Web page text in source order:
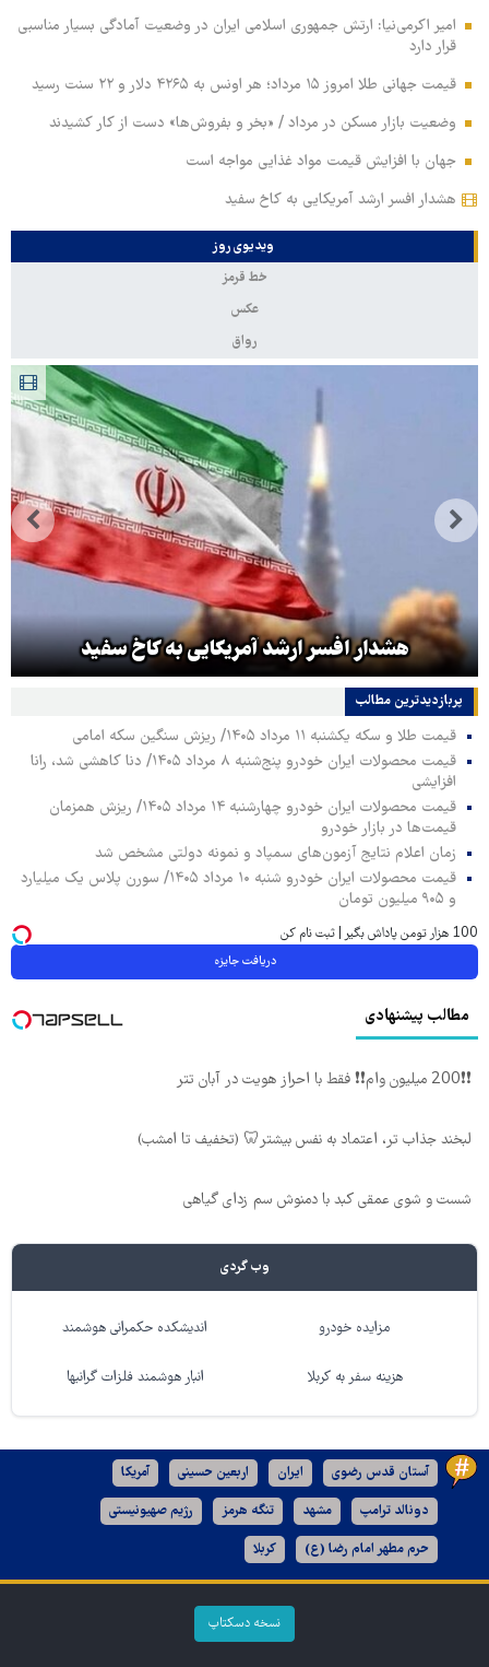
امیر اکرمی‌نیا: ارتش جمهوری اسلامی ایران در وضعیت آمادگی بسیار مناسبی
قرار دارد
قیمت جهانی طلا امروز ۱۵ مرداد؛ هر اونس به ۴۲۶۵ دلار و ۲۲ سنت رسید
وضعیت بازار مسکن در مرداد / «بخر و بفروش‌ها» دست از کار کشیدند
جهان با افزایش قیمت مواد غذایی مواجه است
هشدار افسر ارشد آمریکایی به کاخ سفید
ویدیوی روز
خط قرمز
عکس
رواق
هشدار افسر ارشد آمریکایی به کاخ سفید
پربازدیدترین‌ مطالب
قیمت طلا و سکه یکشنبه ۱۱ مرداد ۱۴۰۵/ ریزش سنگین سکه امامی
قیمت محصولات ایران خودرو پنج‌شنبه ۸ مرداد ۱۴۰۵/ دنا کاهشی شد، رانا
افزایشی
قیمت محصولات ایران خودرو چهارشنبه ۱۴ مرداد ۱۴۰۵/ ریزش همزمان
قیمت‌ها در بازار خودرو
زمان اعلام نتایج آزمون‌های سمپاد و نمونه دولتی مشخص شد
قیمت محصولات ایران خودرو شنبه ۱۰ مرداد ۱۴۰۵/ سورن پلاس یک میلیارد
و ۹۰۵ میلیون تومان
100 هزار تومن پاداش بگیر | ثبت نام کن
دریافت جایزه
مطالب پیشنهادی
❗❗200 میلیون وام❗❗ فقط با احراز هویت در آبان تتر
لبخند جذاب تر، اعتماد به نفس بیشتر🦷 (تخفیف تا امشب)
شست و شوی عمقی کبد با دمنوش سم زدای گیاهی
وب گردی
مزایده خودرو اندیشکده حکمرانی هوشمند
هزینه سفر به کربلا انبار هوشمند فلزات گرانبها
آستان قدس رضوی ایران اربعین حسینی آمریکا
دونالد ترامپ مشهد تنگه هرمز رژیم صهیونیستی
حرم مطهر امام رضا (ع) کربلا
نسخه دسکتاپ